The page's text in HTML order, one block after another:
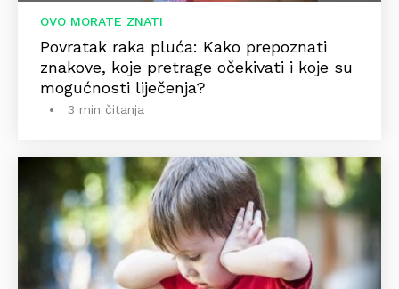
OVO MORATE ZNATI
Povratak raka pluća: Kako prepoznati
znakove, koje pretrage očekivati i koje su
mogućnosti liječenja?
3 min čitanja